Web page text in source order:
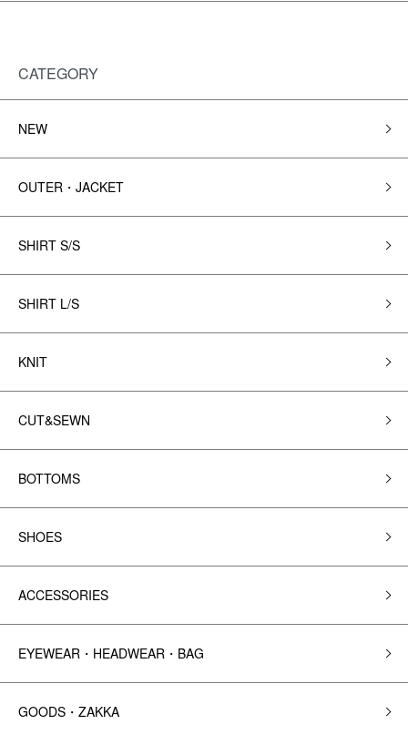
CATEGORY
NEW
OUTER・JACKET
SHIRT S/S
SHIRT L/S
KNIT
CUT&SEWN
BOTTOMS
SHOES
ACCESSORIES
EYEWEAR・HEADWEAR・BAG
GOODS・ZAKKA